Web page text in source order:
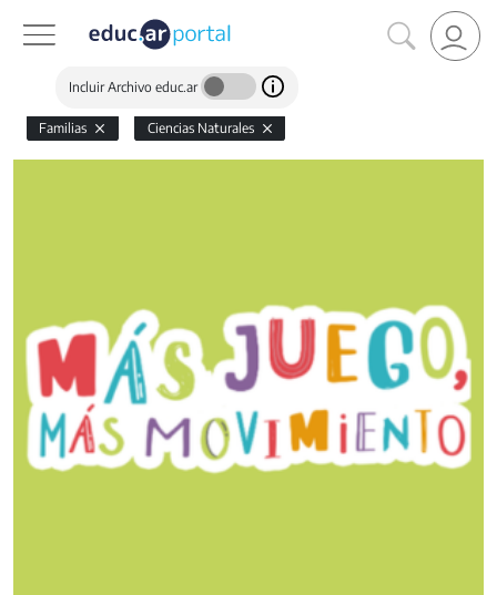
Incluir Archivo educ.ar
Familias Ciencias Naturales